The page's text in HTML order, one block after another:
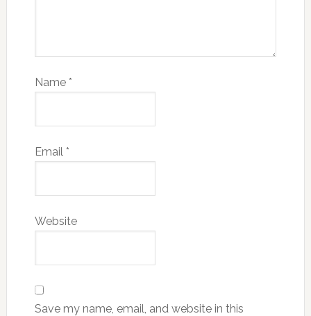
Name *
Email *
Website
Save my name, email, and website in this